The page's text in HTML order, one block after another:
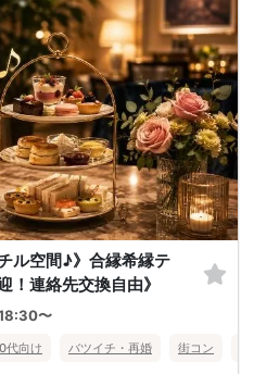
ル空間♪》合縁希縁テ
！連絡先交換自由》
〜
代向け バツイチ・再婚 街コン